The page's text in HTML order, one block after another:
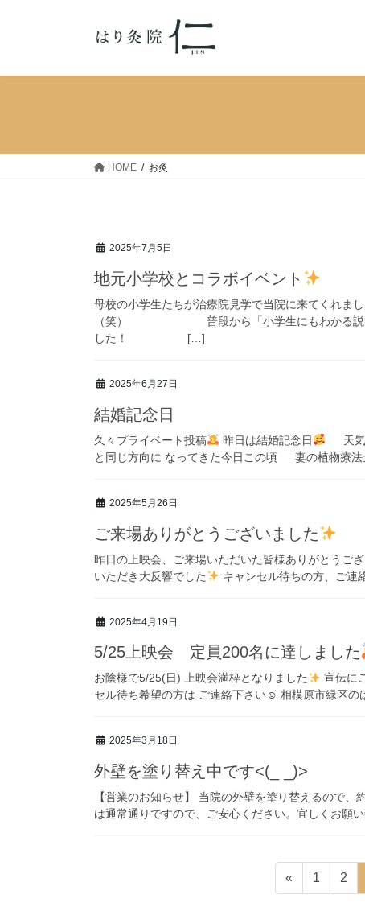
HOME お灸
2025年7月5日
地元小学校とコラボイベント
母校の小学生たちが治療院見学で当院に来
（笑） 普段から「小学生にもわかる説明」
した！ […]
2025年6月27日
結婚記念日
久々プライベート投稿 昨日は結婚記念日
天気
と同じ方向に なってきた今日この頃 妻の植物療
2025年5月26日
ご来場ありがとうございました
昨日の上映会、ご来場いただいた皆様ありがとうご
いただき大反響でした
キャンセル待ちの方、ご連
2025年4月19日
5/25上映会 定員200名に達しました
お陰様で5/25(日) 上映会満枠となりました
宣伝に
セル待ち希望の方は ご連絡下さい☺ 相模原市緑区
2025年3月18日
外壁を塗り替え中です<(_ _)>
【営業のお知らせ】 当院の外壁を塗り替えるので
は通常通りですので、ご安心ください。宜しくお願
«
固
定
1
固
定
2